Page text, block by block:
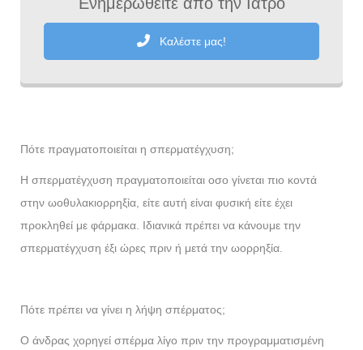
Καλέστε μας!
Πότε πραγματοποιείται η σπερματέγχυση;
Η σπερματέγχυση πραγματοποιείται οσο γίνεται πιο κοντά
στην ωοθυλακιορρηξία, είτε αυτή είναι φυσική είτε έχει
προκληθεί με φάρμακα. Ιδιανικά πρέπει να κάνουμε την
σπερματέγχυση έξι ώρες πριν ή μετά την ωορρηξία.
Πότε πρέπει να γίνει η λήψη σπέρματος;
Ο άνδρας χορηγεί σπέρμα λίγο πριν την προγραμματισμένη